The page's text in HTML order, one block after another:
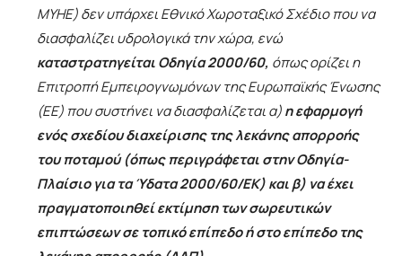
ΜΥΗΕ) δεν υπάρχει Εθνικό Χωροταξικό Σχέδιο που να
διασφαλίζει υδρολογικά την χώρα, ενώ
καταστρατηγείται Οδηγία 2000/60, όπως ορίζειη
Επιτροπή Εμπειρογνωμόνων της Ευρωπαϊκής Ένωσης
(ΕΕ) που συστήνει να διασφαλίζεται α)η εφαρμογή
ενός σχεδίου διαχείρισης της λεκάνης απορροής
του ποταμού (όπως περιγράφεται στην Οδηγία-
Πλαίσιο για τα Ύδατα 2000/60/ΕΚ) και β) να έχει
πραγματοποιηθεί εκτίμηση των σωρευτικών
επιπτώσεων σε τοπικό επίπεδο ή στο επίπεδο της